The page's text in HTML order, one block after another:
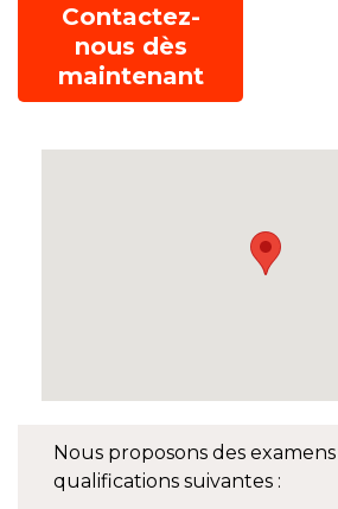
Nous proposons des
qualifications suivantes :
Contactez-
nous dès
maintenant